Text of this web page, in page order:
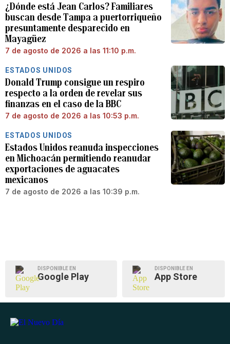
¿Dónde está Jean Carlos? Familiares
buscan desde Tampa a puertorriqueño
presuntamente desparecido en
Mayagüez
7 de agosto de 2026 a las 11:10 p.m.
ESTADOS UNIDOS
Donald Trump consigue un respiro
respecto a la orden de revelar sus
finanzas en el caso de la BBC
7 de agosto de 2026 a las 10:53 p.m.
ESTADOS UNIDOS
Estados Unidos reanuda inspecciones
en Michoacán permitiendo reanudar
exportaciones de aguacates
mexicanos
7 de agosto de 2026 a las 10:39 p.m.
DISPONIBLE EN
Google Play
DISPONIBLE EN
App Store